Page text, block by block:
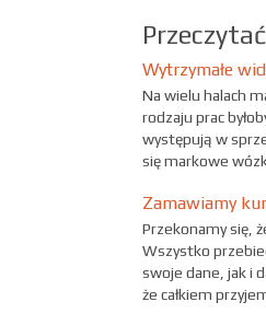
Wytrzymałe
Na wielu halach
rodzaju prac
występują w
się markowe
Zamawiamy
Przekonamy się,
Wszystko
swoje dane, jak i
że całkiem